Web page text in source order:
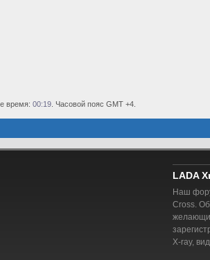
время: 00:19 . Часовой пояс GMT +4.
LADA
Наш
Cross.
X-ray,